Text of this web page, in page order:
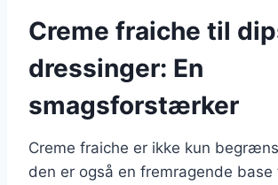
Creme fraiche til
dressinger: En
smagsforstærker
Creme fraiche er ikke kun
den er også en fremragende base